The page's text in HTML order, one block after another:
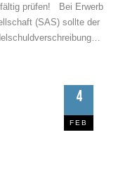
prüfen! Bei Erwerb
(SAS) sollte der
Zugang
kann zum
oder schon …
4
FEB